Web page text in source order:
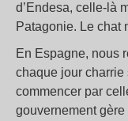
d’Endesa, celle-là
Patagonie. Le chat
En Espagne, nous
chaque jour charrie
commencer par
gouvernement